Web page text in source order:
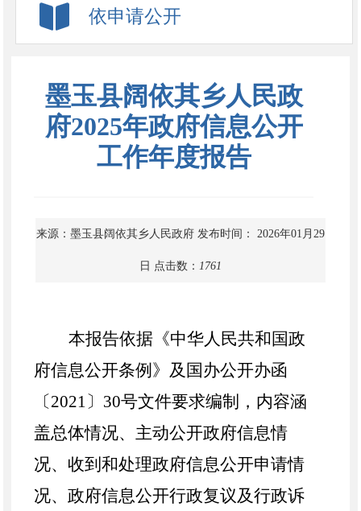
依申请公开
墨玉县阔依其乡人民政
府2025年政府信息公开
工作年度报告
来源：墨玉县阔依其乡人民政府 发布时间： 2026年01月29
日 点击数： 1761
本报告依据《中华人民共和国政
府信息公开条例》及国办公开办函
〔2021〕30号文件要求编制， 内容涵
盖总体情况、主动公开政府信息情
况、收到和处理政府信息公开申请情
况、政府信息公开行政复议及行政诉